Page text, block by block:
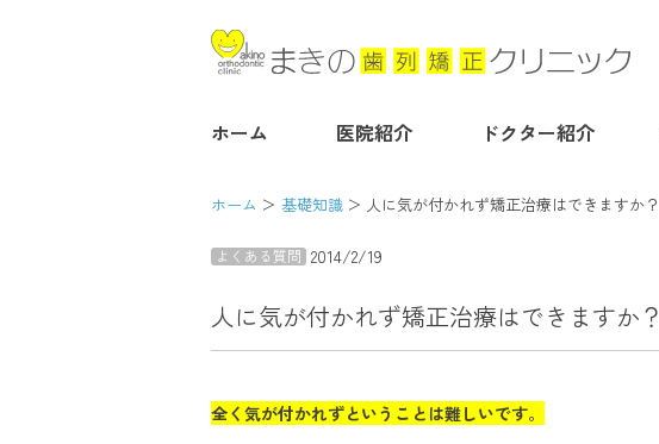
ホーム 医院紹介 ドクター紹介
ホーム 基礎知識 人に気が付かれず矯正治療はできますか？
よくある質問 2014/2/19
人に気が付かれず矯正治療はできますか？
全く気が付かれずということは難しいです。